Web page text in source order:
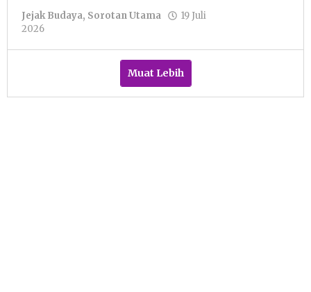
Jejak Budaya, Sorotan Utama
19 Juli
2026
Cahyaningtias
Muat Lebih